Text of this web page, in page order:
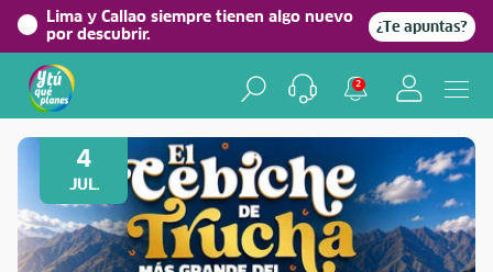
Lima y Callao siempre tienen algo nuevo
por descubrir.
¿Te apuntas?
2
Volver a Festividades
4
JUL.